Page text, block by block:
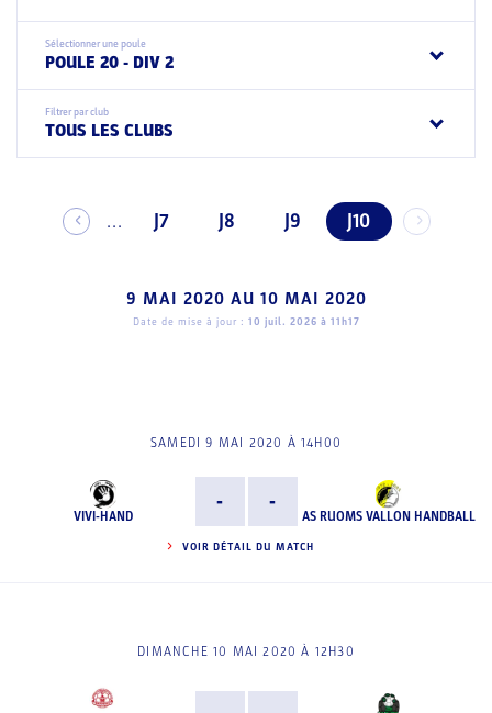
Sélectionner une poule
POULE 20 - DIV 2
Filtrer par club
TOUS LES CLUBS
... J7 J8 J9 J10
9 MAI 2020 AU 10 MAI 2020
Date de mise à jour : 10 juil. 2026 à 11h17
SAMEDI 9 MAI 2020 À 14H00
VIVI-HAND
- -
AS RUOMS VALLON HANDBALL
VOIR DÉTAIL DU MATCH
DIMANCHE 10 MAI 2020 À 12H30